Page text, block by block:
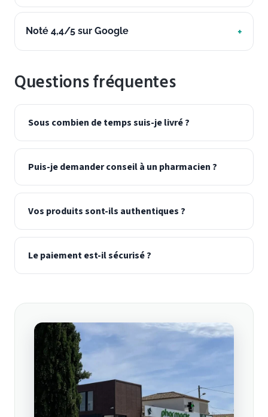
Noté 4,4/5 sur Google
Questions fréquentes
Sous combien de temps suis-je livré ?
Puis-je demander conseil à un pharmacien ?
Vos produits sont-ils authentiques ?
Le paiement est-il sécurisé ?